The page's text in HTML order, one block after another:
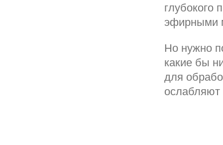
глубокого
эфирными
Но нужно
какие бы
для
ослабляют